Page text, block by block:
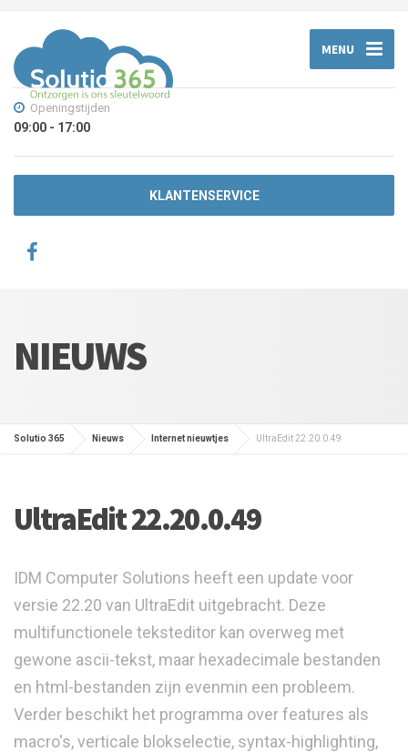
MENU
Openingstijden
09:00 - 17:00
KLANTENSERVICE
NIEUWS
Solutio 365 Nieuws Internet nieuwtjes UltraEdit 22.20.0.49
UltraEdit 22.20.0.49
IDM Computer Solutions heeft een update voor
versie 22.20 van UltraEdit uitgebracht. Deze
multifunctionele teksteditor kan overweg met
gewone ascii-tekst, maar hexadecimale bestanden
en html-bestanden zijn evenmin een probleem.
Verder beschikt het programma over features als
macro's, verticale blokselectie, syntax-highlighting,